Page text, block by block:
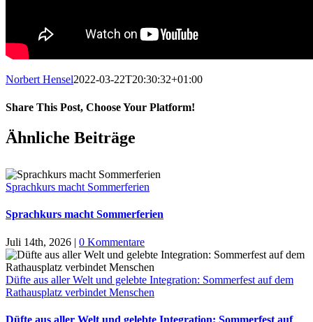
Norbert Hensel2022-03-22T20:30:32+01:00
Share This Post, Choose Your Platform!
Facebook
X
LinkedIn
Tumblr
Pinterest
Ähnliche Beiträge
Sprachkurs macht Sommerferien
Sprachkurs macht Sommerferien
Juli 14th, 2026 | 0 Kommentare
Düfte aus aller Welt und gelebte Integration: Sommerfest auf dem
Rathausplatz verbindet Menschen
Düfte aus aller Welt und gelebte Integration: Sommerfest auf